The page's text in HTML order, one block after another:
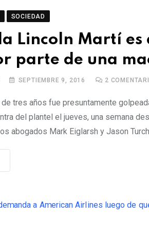
SOCIEDAD
Lincoln Martí
parte de una
SEPTIEMBRE 9, 2016 2
de tres años fue presuntamente
del plantel el jueves, una semana
abogados Mark Eiglarsh y Jason